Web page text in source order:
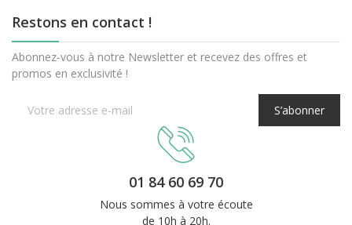
Restons en contact !
Abonnez-vous à notre Newsletter et recevez des offres et
promos en exclusivité !
S’abonner
01 84 60 69 70
Nous sommes à votre écoute
de 10h à 20h.